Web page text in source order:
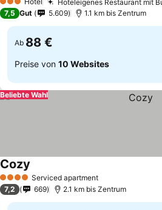
3 Sterne Hoteleigenes Restaurant mit
7,5 Gut 5.609 1.1 km bis Zentrum
Ab 88 €
Preise von 10 Websites
Beliebte Wahl
4 Sterne Serviced apartment
Cozy
7,2 669 2.1 km bis Zentrum